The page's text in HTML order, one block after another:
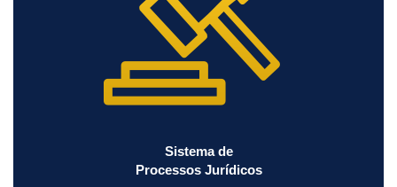
Sistema de
Processos Jurídicos